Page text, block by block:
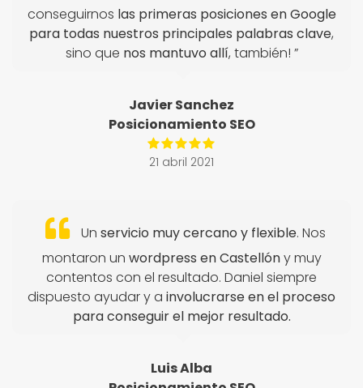
conseguirnos las primeras posiciones en Google
para todas nuestros principales palabras clave,
sino que nos mantuvo allí, también! ”
Javier Sanchez
Posicionamiento SEO
21 abril 2021
Un servicio muy cercano y flexible. Nos
montaron un wordpress en Castellóny muy
contentos con el resultado. Daniel siempre
dispuesto ayudar y a involucrarse en el proceso
para conseguir el mejor resultado.
Luis Alba